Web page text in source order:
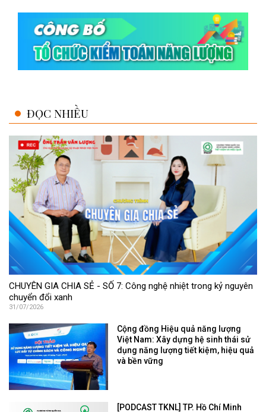
ĐỌC NHIỀU
CHUYÊN GIA CHIA SẺ - SỐ 7: Công nghệ nhiệt trong kỷ nguyên
chuyển đổi xanh
31/07/2026
Cộng đồng Hiệu quả năng lượng
Việt Nam: Xây dựng hệ sinh thái sử
dụng năng lượng tiết kiệm, hiệu quả
và bền vững
[PODCAST TKNL] TP. Hồ Chí Minh